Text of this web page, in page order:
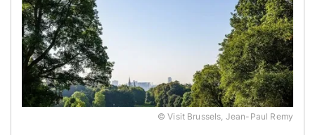
© Visit Brussels, Jean-Paul Remy